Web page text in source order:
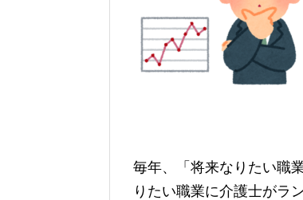
毎年、「将来なりたい職
りたい職業に介護士がラ